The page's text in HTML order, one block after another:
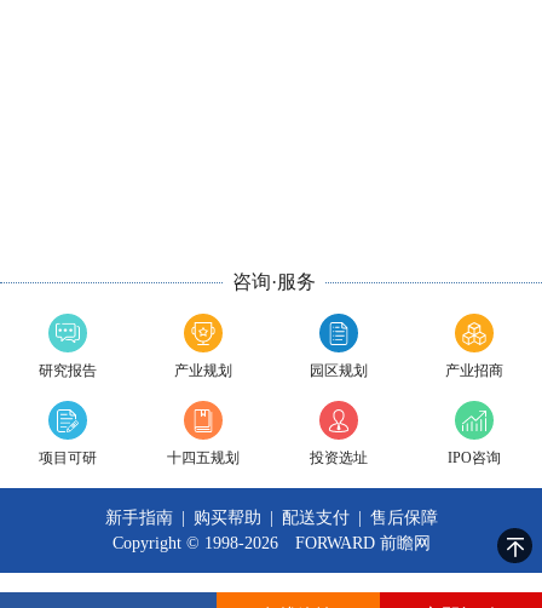
咨询·服务
研究报告 产业规划 园区规划 产业招商
项目可研 十四五规划 投资选址 IPO咨询
新手指南 购买帮助 配送支付
售后保障
Copyright © 1998-2026 FORWARD 前瞻网